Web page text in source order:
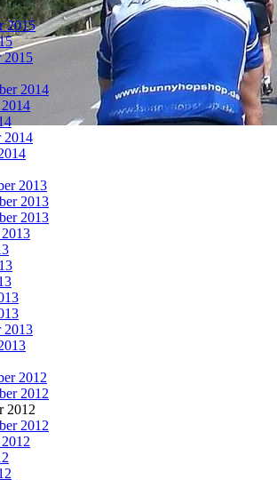
2015
2015
2014
2014
2013
2013
2013
2013
2012
2012
2012
2012